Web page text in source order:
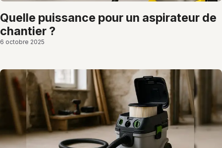
quelle puissance pour un aspirateur de
chantier ?
6 octobre 2025